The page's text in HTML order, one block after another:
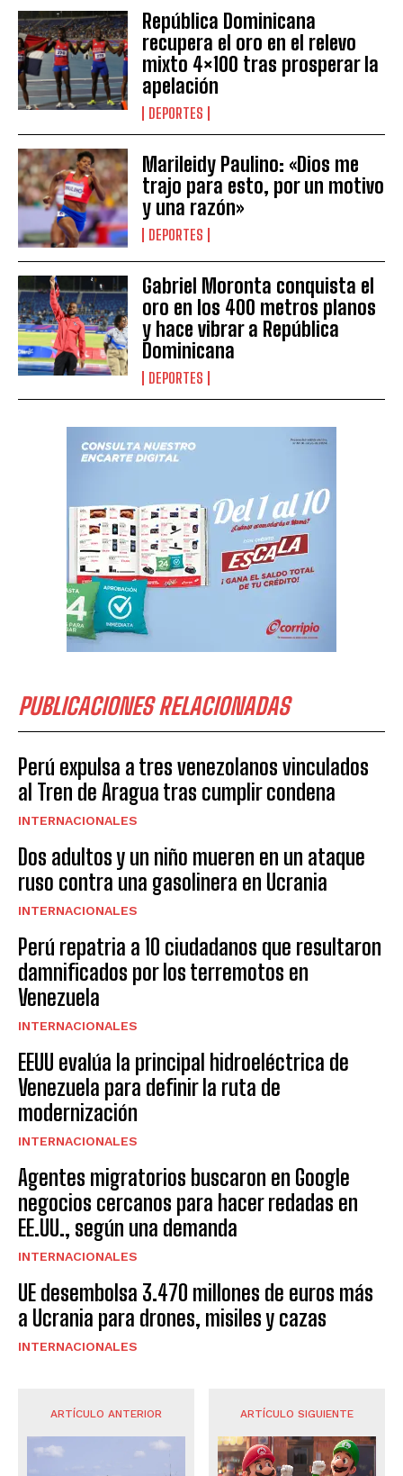
República Dominicana
recupera el oro en el relevo
mixto 4×100 tras prosperar la
apelación
DEPORTES
Marileidy Paulino: «Dios me
trajo para esto, por un motivo
y una razón»
DEPORTES
Gabriel Moronta conquista el
oro en los 400 metros planos
y hace vibrar a República
Dominicana
DEPORTES
PUBLICACIONES RELACIONADAS
Perú expulsa a tres venezolanos vinculados
al Tren de Aragua tras cumplir condena
INTERNACIONALES
Dos adultos y un niño mueren en un ataque
ruso contra una gasolinera en Ucrania
INTERNACIONALES
Perú repatria a 10 ciudadanos que resultaron
damnificados por los terremotos en
Venezuela
INTERNACIONALES
EEUU evalúa la principal hidroeléctrica de
Venezuela para definir la ruta de
modernización
INTERNACIONALES
Agentes migratorios buscaron en Google
negocios cercanos para hacer redadas en
EE.UU., según una demanda
INTERNACIONALES
UE desembolsa 3.470 millones de euros más
a Ucrania para drones, misiles y cazas
INTERNACIONALES
ARTÍCULO ANTERIOR ARTÍCULO SIGUIENTE